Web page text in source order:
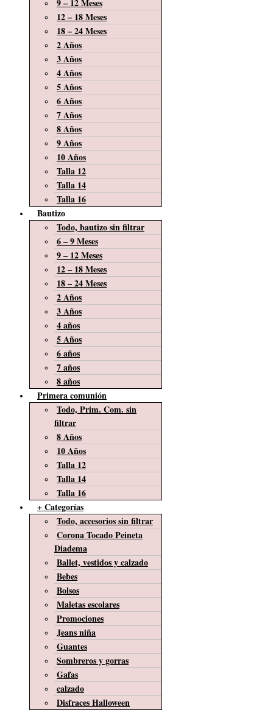
9 – 12 Meses
12 – 18 Meses
18 – 24 Meses
2 Años
3 Años
4 Años
5 Años
6 Años
7 Años
8 Años
9 Años
10 Años
Talla 12
Talla 14
Talla 16
Bautizo
Todo, bautizo sin filtrar
6 – 9 Meses
9 – 12 Meses
12 – 18 Meses
18 – 24 Meses
2 Años
3 Años
4 años
5 Años
6 años
7 años
8 años
Primera comunión
Todo, Prim. Com. sin
filtrar
8 Años
10 Años
Talla 12
Talla 14
Talla 16
+ Categorías
Todo, accesorios sin filtrar
Corona Tocado Peineta
Diadema
Ballet, vestidos y calzado
Bebes
Bolsos
Maletas escolares
Promociones
Jeans niña
Guantes
Sombreros y gorras
Gafas
calzado
Disfraces Halloween